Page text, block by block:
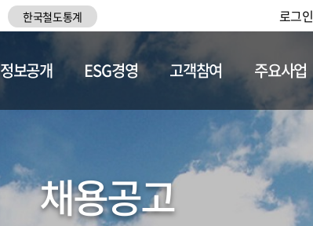
한국철도통계 로그인
채용정보
정보공개 ESG경영 고객참여 주요사업
채용공고